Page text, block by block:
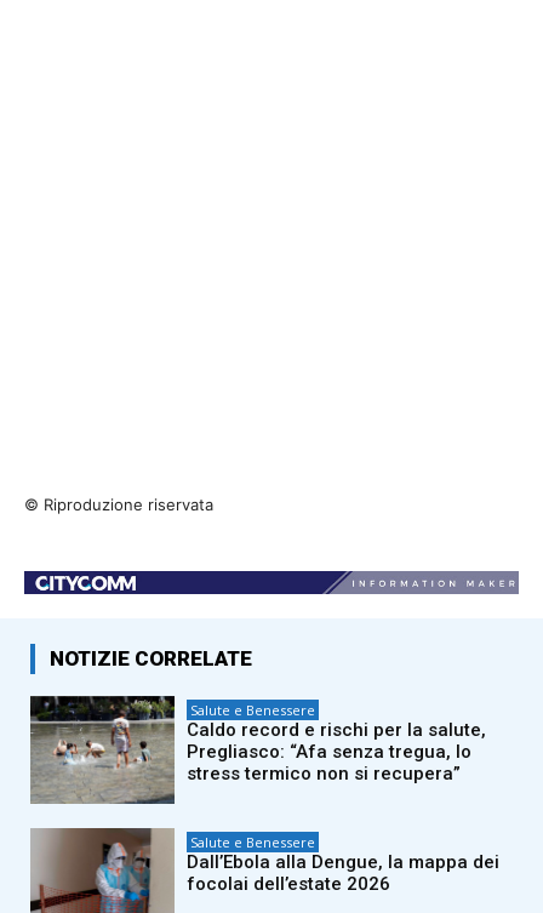
© Riproduzione riservata
NOTIZIE CORRELATE
Salute e Benessere
Caldo record e rischi per la salute,
Pregliasco: “Afa senza tregua, lo
stress termico non si recupera”
Salute e Benessere
Dall’Ebola alla Dengue, la mappa dei
focolai dell’estate 2026